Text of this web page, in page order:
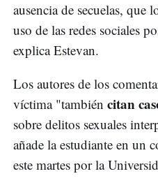
ausencia de secuelas, que
uso de las redes sociales
explica Estevan.
Los autores de los
víctima "también citan
sobre delitos sexuales
añade la estudiante en un
este martes por la